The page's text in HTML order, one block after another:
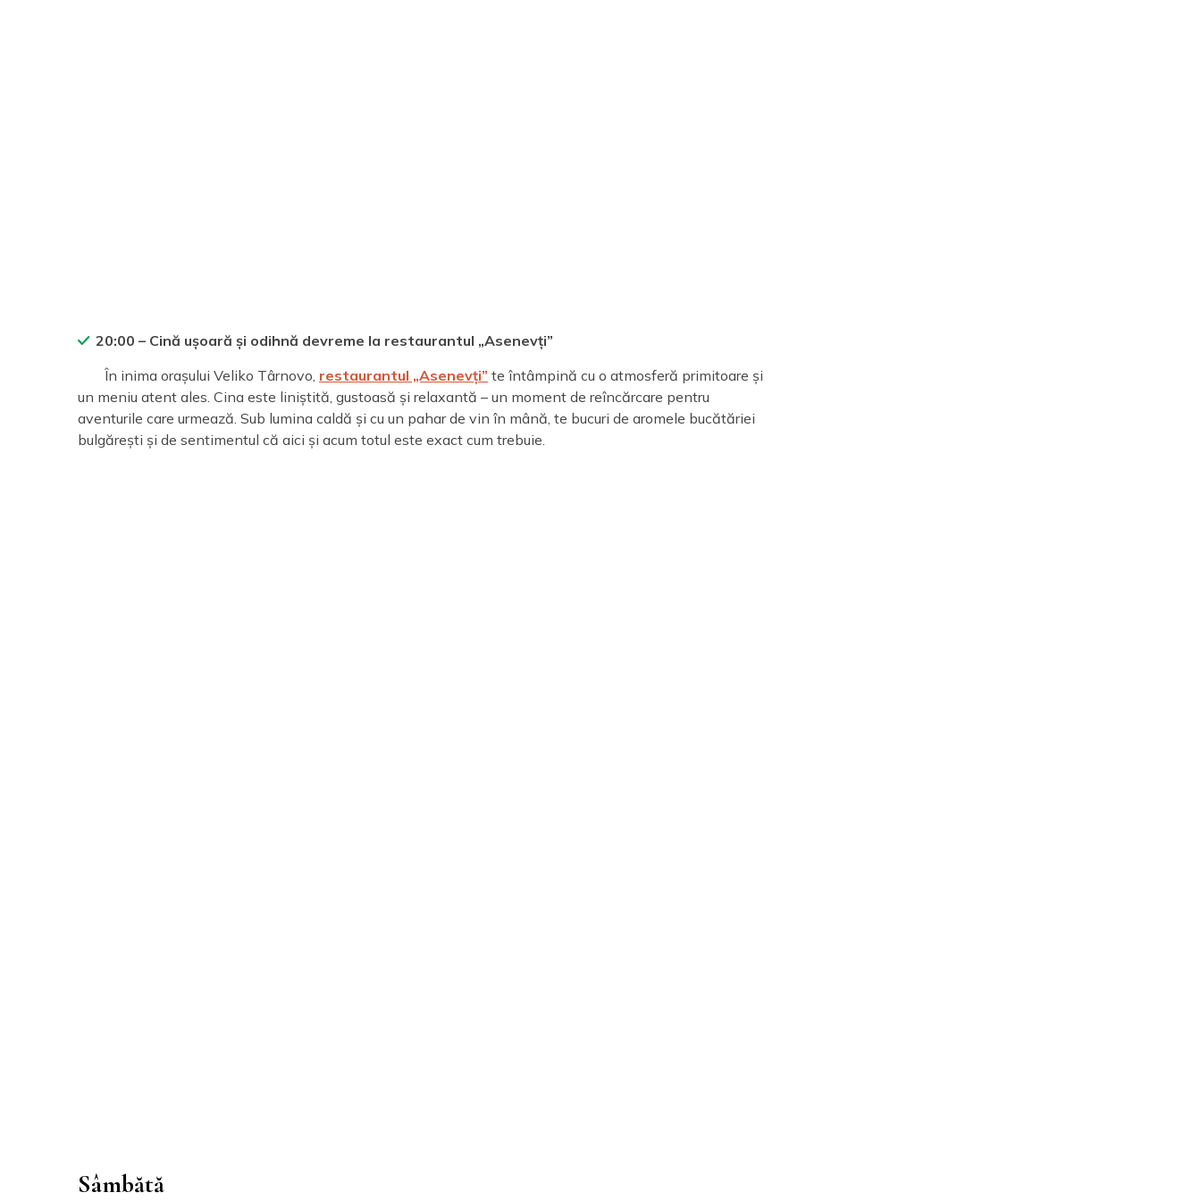
20:00 – Cină ușoară și odihnă devreme la restaurantul „Asenevți”
În inima orașului Veliko Târnovo, restaurantul „Asenevți” te întâmpină cu o atmosferă primitoare și
un meniu atent ales. Cina este liniștită, gustoasă și relaxantă – un moment de reîncărcare pentru
aventurile care urmează. Sub lumina caldă și cu un pahar de vin în mână, te bucuri de aromele bucătăriei
bulgărești și de sentimentul că aici și acum totul este exact cum trebuie.
Sâmbătă